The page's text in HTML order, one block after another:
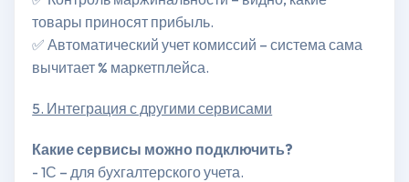
товары приносят прибыль.
✅ Автоматический учет комиссий – система сама
вычитает % маркетплейса.
5. Интеграция с другими сервисами
Какие сервисы можно подключить?
- 1С – для бухгалтерского учета.